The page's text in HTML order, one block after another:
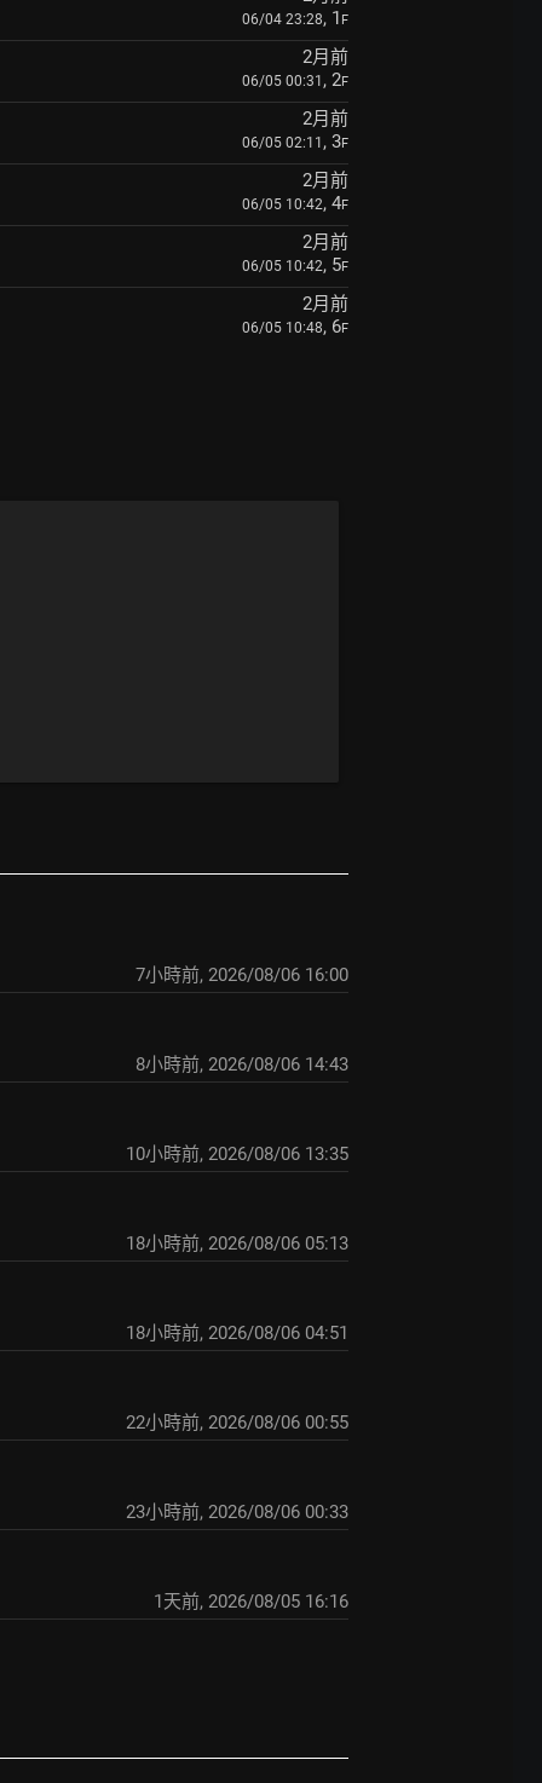
06/04 23:28, 1 F
2月前
06/05 00:31 , 2F
2月前
06/05 02:11 , 3F
2月前
06/05 10:42, 4F
2月前
06/05 10:42, 5F
2月前
06/05 10:48, 6F
7小時前, 2026/08/06 16:00
8小時前, 2026/08/06 14:43
10小時前, 2026/08/06 13:35
18小時前, 2026/08/06 05:13
18小時前, 2026/08/06 04:51
22小時前, 2026/08/06 00:55
23小時前, 2026/08/06 00:33
1天前, 2026/08/05 16:16